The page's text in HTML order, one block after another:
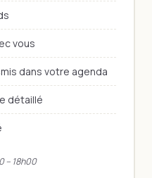
vous
dans votre agenda
détaillé
– 18h00